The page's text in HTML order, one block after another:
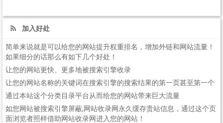
加入好处
简单来说就是可以给您的网站提升权重排名，增加外链和网站流量！
如果细分的话那么有如下几个好处！
让您的网站更快、更多地被搜索引擎收录
让您的网站名称的关键词在搜索引擎的搜索结果的第一页甚至第一个
通过本站这个分类目录平台从而给您的网站带来巨大流量
如您网站被搜索引擎屏蔽,网站收录网永久缓存贵站信息，通过这个页
面浏览者照样借助网站收录网进入您的网站！